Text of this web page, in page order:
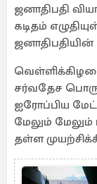
ஜனாதிபதி
கடிதம்
சர்வதேச
ஐரோப்பிய
மேலும்
தள்ள